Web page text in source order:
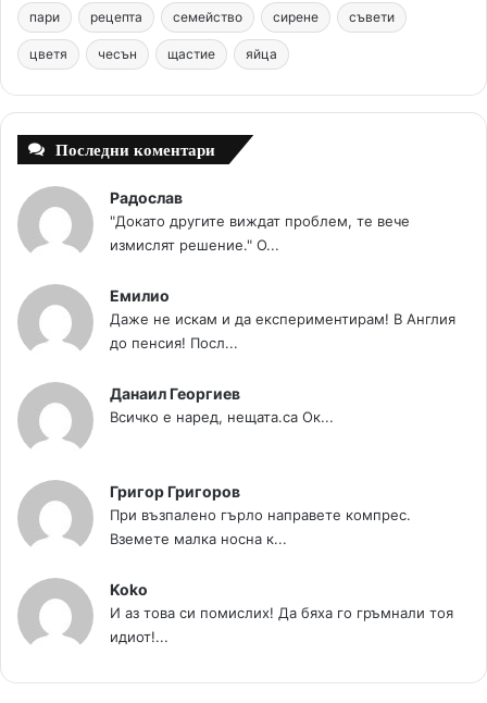
o
k
e
s
t
e
r
m
пари рецепта семейство сирене съвети
цветя чесън щастие яйца
Последни коментари
Радослав
"Докато другите виждат проблем, те вече
измислят решение." О...
Емилио
Даже не искам и да експериментирам! В Англия
до пенсия! Посл...
Данаил Георгиев
Всичко е наред, нещата.са Ок...
Григор Григоров
При възпалено гърло направете компрес.
Вземете малка носна к...
Koko
И аз това си помислих! Да бяха го гръмнали тоя
идиот!...